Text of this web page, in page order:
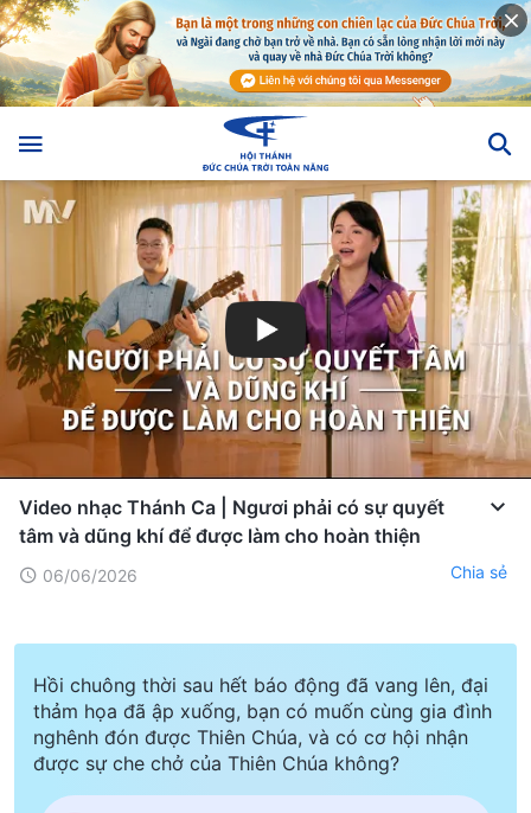
Video nhạc Thánh Ca | Ngươi phải có sự quyết
tâm và dũng khí để được làm cho hoàn thiện
06/06/2026 Chia sẻ
Hồi chuông thời sau hết báo động đã vang lên, đại
thảm họa đã ập xuống, bạn có muốn cùng gia đình
nghênh đón được Thiên Chúa, và có cơ hội nhận
được sự che chở của Thiên Chúa không?